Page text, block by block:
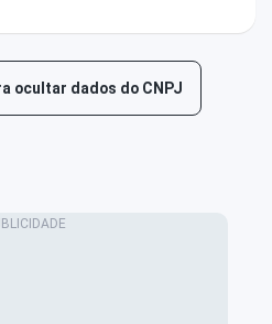
ocultar dados do CNPJ